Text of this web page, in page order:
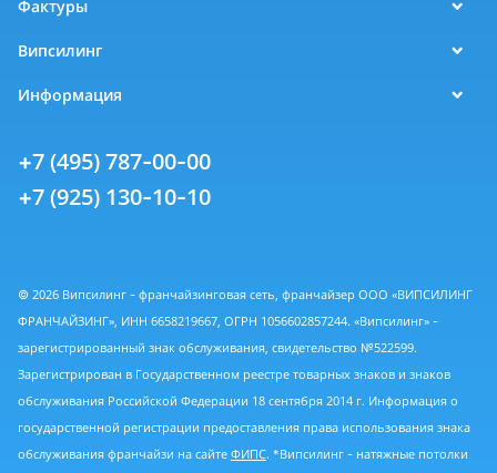
Фактуры
Випсилинг
Информация
+7 (495) 787-00-00
+7 (925) 130-10-10
© 2026 Випсилинг - франчайзинговая сеть, франчайзер ООО «ВИПСИЛИНГ
ФРАНЧАЙЗИНГ», ИНН 6658219667, ОГРН 1056602857244. «Випсилинг» -
зарегистрированный знак обслуживания, свидетельство №522599.
Зарегистрирован в Государственном реестре товарных знаков и знаков
обслуживания Российской Федерации 18 сентября 2014 г. Информация о
государственной регистрации предоставления права использования знака
обслуживания франчайзи на сайте ФИПС. *Випсилинг - натяжные потолки